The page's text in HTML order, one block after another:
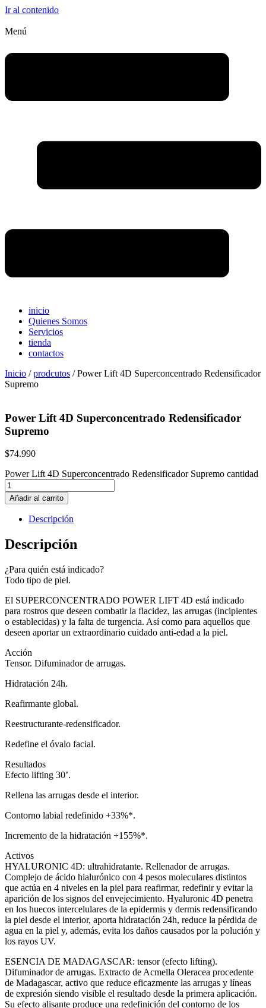
Ir al contenido
Menú
inicio
Quienes Somos
Servicios
tienda
contactos
Inicio /prodcutos / Power Lift 4D Superconcentrado Redensificador
Supremo
Power Lift 4D Superconcentrado Redensificador
Supremo
$74.990
Power Lift 4D Superconcentrado Redensificador Supremo cantidad
Añadir al carrito
Descripción
Descripción
¿Para quién está indicado?
Todo tipo de piel.
El SUPERCONCENTRADO POWER LIFT 4D está indicado
para rostros que deseen combatir la flacidez, las arrugas (incipientes
o establecidas) y la falta de turgencia. Así como para aquellos que
deseen aportar un extraordinario cuidado anti-edad a la piel.
Acción
Tensor. Difuminador de arrugas.
Hidratación 24h.
Reafirmante global.
Reestructurante-redensificador.
Redefine el óvalo facial.
Resultados
Efecto lifting 30’.
Rellena las arrugas desde el interior.
Contorno labial redefinido +33%*.
Incremento de la hidratación +155%*.
Activos
HYALURONIC 4D: ultrahidratante. Rellenador de arrugas.
Complejo de ácido hialurónico con 4 pesos moleculares distintos
que actúa en 4 niveles en la piel para reafirmar, redefinir y evitar la
aparición de los signos del envejecimiento. Hyaluronic 4D penetra
en los huecos intercelulares de la epidermis y dermis redensificando
la piel desde el interior, aporta hidratación 24h, reduce la pérdida de
agua en la piel y, además, evita los daños causados por la polución y
los rayos UV.
ESENCIA DE MADAGASCAR: tensor (efecto lifting).
Difuminador de arrugas. Extracto de Acmella Oleracea procedente
de Madagascar, activo que reduce eficazmente las arrugas y líneas
de expresión siendo visible el resultado desde la primera aplicación.
Su efecto alisante produce una redefinición del contorno de los